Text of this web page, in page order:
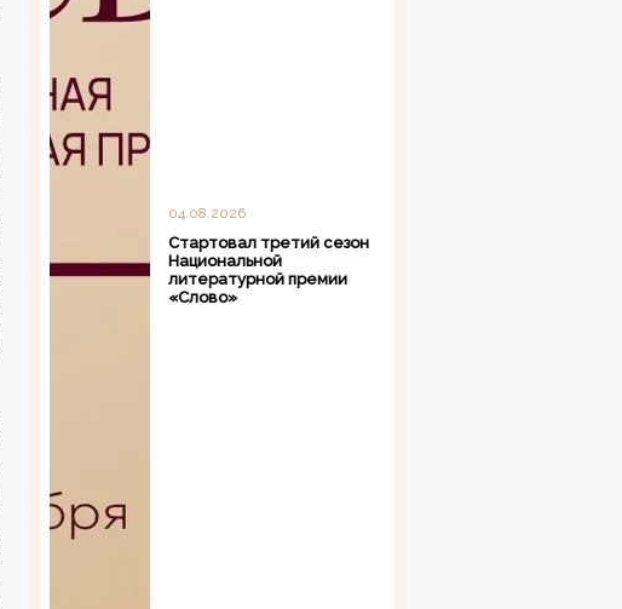
04.08.2026
Стартовал третий сезон
Национальной
литературной премии
«Слово»